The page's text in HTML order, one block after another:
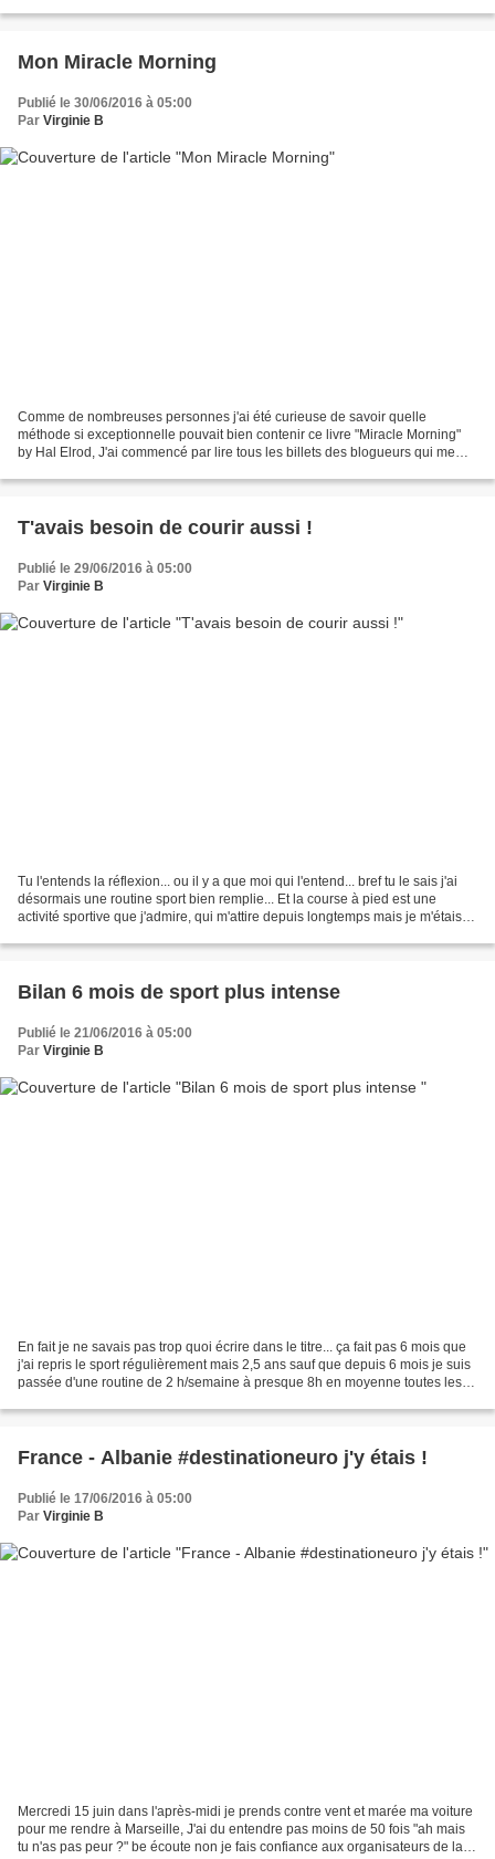
Mon Miracle Morning
Publié le 30/06/2016 à 05:00
Par Virginie B
Comme de nombreuses personnes j'ai été curieuse de savoir quelle
méthode si exceptionnelle pouvait bien contenir ce livre "Miracle Morning"
by Hal Elrod, J'ai commencé par lire tous les billets des blogueurs qui me
T'avais besoin de courir aussi !
Publié le 29/06/2016 à 05:00
Par Virginie B
Tu l'entends la réflexion... ou il y a que moi qui l'entend... bref tu le sais j'ai
désormais une routine sport bien remplie... Et la course à pied est une
activité sportive que j'admire, qui m'attire depuis longtemps mais je m'étais
Bilan 6 mois de sport plus intense
Publié le 21/06/2016 à 05:00
Par Virginie B
En fait je ne savais pas trop quoi écrire dans le titre... ça fait pas 6 mois que
j'ai repris le sport régulièrement mais 2,5 ans sauf que depuis 6 mois je suis
passée d'une routine de 2 h/semaine à presque 8h en moyenne toutes les
France - Albanie #destinationeuro j'y étais !
Publié le 17/06/2016 à 05:00
Par Virginie B
Mercredi 15 juin dans l'après-midi je prends contre vent et marée ma voiture
pour me rendre à Marseille, J'ai du entendre pas moins de 50 fois "ah mais
tu n'as pas peur ?" be écoute non je fais confiance aux organisateurs de la